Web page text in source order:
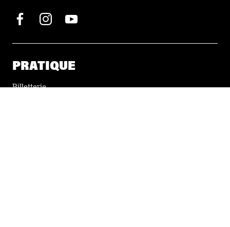
PRATIQUE
Billetterie